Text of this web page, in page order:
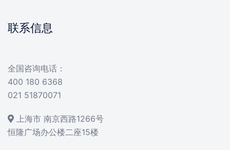
联系信息
全国咨询电话：
400 180 6368
021 51870071
上海市 南京西路1266号
恒隆广场办公楼二座15楼